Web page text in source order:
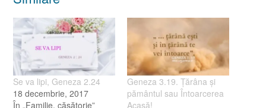
Se va lipi, Geneza 2.24
18 decembrie, 2017
În „Familie, căsătorie”
Geneza 3.19. Ţărâna şi
pământul sau Întoarcerea
Acasă!